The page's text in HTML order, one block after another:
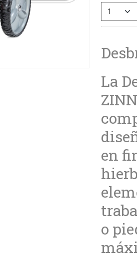
La
en
o